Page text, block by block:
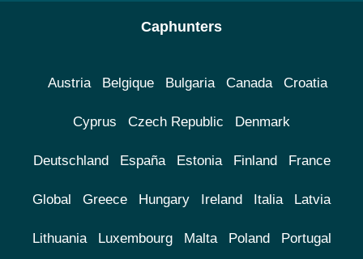
Caphunters
Austria Belgique Bulgaria Canada Croatia
Cyprus Czech Republic Denmark
Deutschland España Estonia Finland France
Global Greece Hungary Ireland Italia Latvia
Lithuania Luxembourg Malta Poland Portugal